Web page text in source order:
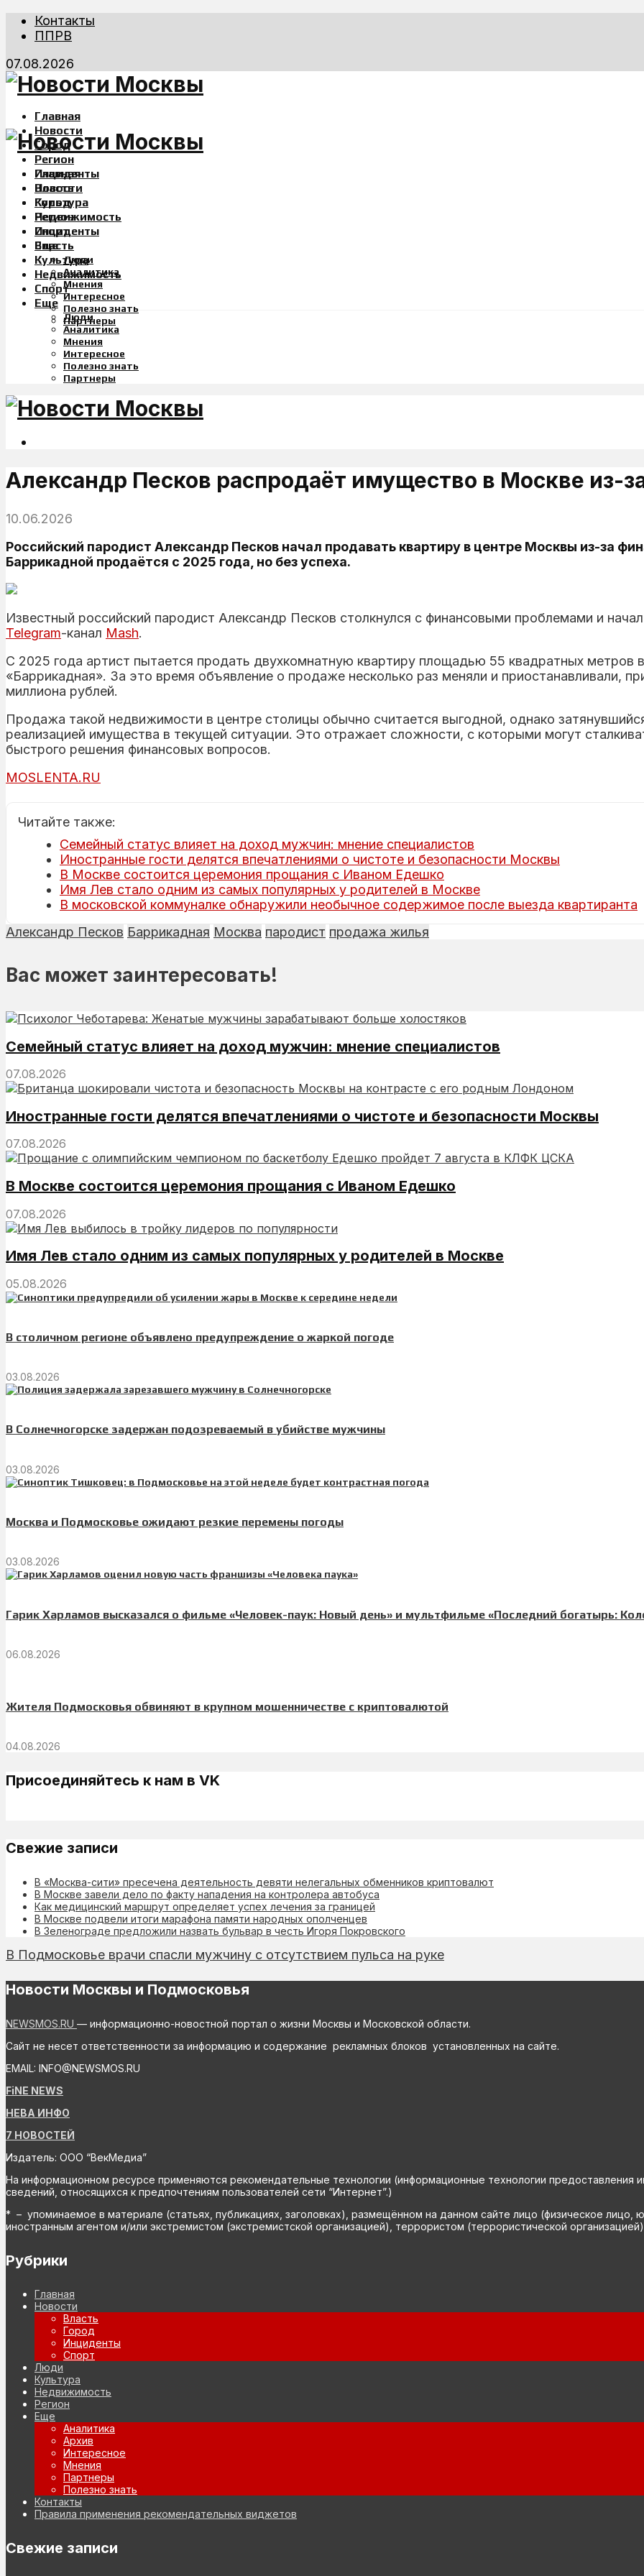
Контакты
ППРВ
07.08.2026
Главная
Новости
Город
Регион
Инциденты
Власть
Культура
Недвижимость
Спорт
Еще
Люди
Аналитика
Мнения
Интересное
Полезно знать
Партнеры
Главная
Новости
Город
Регион
Инциденты
Власть
Культура
Недвижимость
Спорт
Еще
Люди
Аналитика
Мнения
Интересное
Полезно знать
Партнеры
Александр Песков распродаёт имущество в Москве из-
10.06.2026
Российский пародист Александр Песков начал продавать квартиру в центре Москвы из-за
Баррикадной продаётся с 2025 года, но без успеха.
Известный российский пародист Александр Песков столкнулся с финансовыми проблемами и
Telegram-канал Mash.
С 2025 года артист пытается продать двухкомнатную квартиру площадью 55 квадратных метров
«Баррикадная». За это время объявление о продаже несколько раз меняли и приостанавливали,
миллиона рублей.
Продажа такой недвижимости в центре столицы обычно считается выгодной, однако
реализацией имущества в текущей ситуации. Это отражает сложности, с которыми могут
быстрого решения финансовых вопросов.
MOSLENTA.RU
Читайте также:
Семейный статус влияет на доход мужчин: мнение специалистов
Иностранные гости делятся впечатлениями о чистоте и безопасности Москвы
В Москве состоится церемония прощания с Иваном Едешко
Имя Лев стало одним из самых популярных у родителей в Москве
В московской коммуналке обнаружили необычное содержимое после выезда квартиранта
Александр Песков Баррикадная Москва пародист продажа жилья
Вас может заинтересовать!
Семейный статус влияет на доход мужчин: мнение специалистов
07.08.2026
Иностранные гости делятся впечатлениями о чистоте и безопасности Москвы
07.08.2026
В Москве состоится церемония прощания с Иваном Едешко
07.08.2026
Имя Лев стало одним из самых популярных у родителей в Москве
05.08.2026
В столичном регионе объявлено предупреждение о жаркой погоде
03.08.2026
В Солнечногорске задержан подозреваемый в убийстве мужчины
03.08.2026
Москва и Подмосковье ожидают резкие перемены погоды
03.08.2026
Гарик Харламов высказался о фильме «Человек-паук: Новый день» и мультфильме «Последний богатырь:
06.08.2026
Жителя Подмосковья обвиняют в крупном мошенничестве с криптовалютой
04.08.2026
Присоединяйтесь к нам в VK
Свежие записи
В «Москва-сити» пресечена деятельность девяти нелегальных обменников криптовалют
В Москве завели дело по факту нападения на контролера автобуса
Как медицинский маршрут определяет успех лечения за границей
В Москве подвели итоги марафона памяти народных ополченцев
В Зеленограде предложили назвать бульвар в честь Игоря Покровского
В Подмосковье врачи спасли мужчину с отсутствием пульса на руке
Новости Москвы и Подмосковья
NEWSMOS.RU — информационно-новостной портал о жизни Москвы и Московской области.
Сайт не несет ответственности за информацию и содержание рекламных блоков установленных на сайте.
EMAIL: INFO@NEWSMOS.RU
FiNE NEWS
НЕВА ИНФО
7 НОВОСТЕЙ
Издатель: ООО “ВекМедиа”
На информационном ресурсе применяются рекомендательные технологии (информационные технологии предоставления
сведений, относящихся к предпочтениям пользователей сети “Интернет”.)
* – упоминаемое в материале (статьях, публикациях, заголовках), размещённом на данном сайте лицо (физическое лицо,
иностранным агентом и/или экстремистом (экстремистской организацией), террористом (террористической
Рубрики
Главная
Новости
Власть
Город
Инциденты
Спорт
Люди
Культура
Недвижимость
Регион
Еще
Аналитика
Архив
Интересное
Мнения
Партнеры
Полезно знать
Контакты
Правила применения рекомендательных виджетов
Свежие записи